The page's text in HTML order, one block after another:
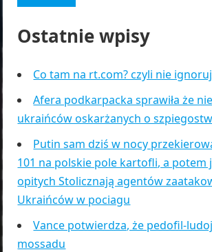
Ostatnie wpisy
Co tam na rt.com? czyli nie
Afera podkarpacka sprawiła że
ukraińców oskarżanych o
Putin sam dziś w nocy
101 na polskie pole kartofli, a potem
opitych Stolicznają agentów
Ukraińców w pociagu
Vance potwierdza, że pedofil-
mossadu